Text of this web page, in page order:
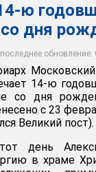
ю
дня
обновление:
14-ю
со дня
с 23
Великий пост).
день
в храме